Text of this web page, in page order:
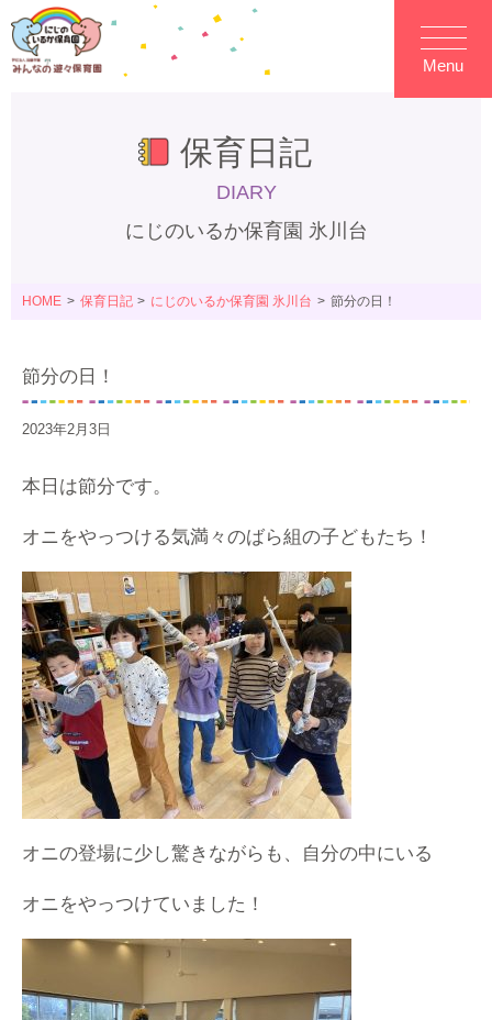
Menu
保育日記
DIARY
にじのいるか保育園 氷川台
HOME 保育日記 にじのいるか保育園 氷川台 節分の日！
節分の日！
2023年2月3日
本日は節分です。
オニをやっつける気満々のばら組の子どもたち！
オニの登場に少し驚きながらも、自分の中にいる
オニをやっつけていました！